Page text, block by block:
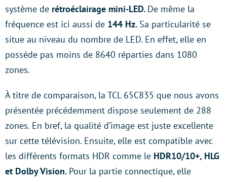
système de rétroéclairage mini-LED. De même la
fréquence est ici aussi de 144 Hz. Sa particularité se
situe au niveau du nombre de LED. En effet, elle en
possède pas moins de 8640 réparties dans 1080
zones.
À titre de comparaison, la TCL 65C835 que nous avons
présentée précédemment dispose seulement de 288
zones. En bref, la qualité d’image est juste excellente
sur cette télévision. Ensuite, elle est compatible avec
les différents formats HDR comme le HDR10/10+, HLG
et Dolby Vision. Pour la partie connectique, elle